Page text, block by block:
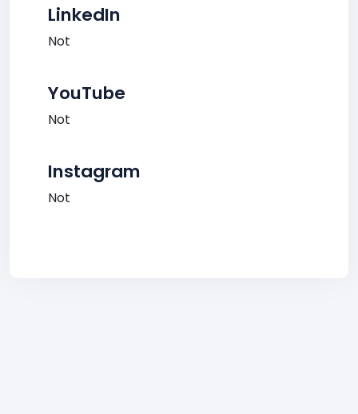
LinkedIn
Not
YouTube
Not
Instagram
Not